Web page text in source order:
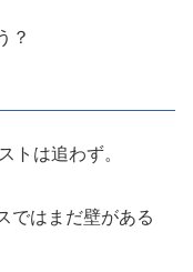
？
は追わず。
ではまだ壁がある